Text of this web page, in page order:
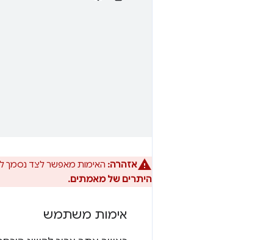
אזהרה: האימות מאפשר לצד נסמך
היתרים של מאמתים.
אימות משתמש